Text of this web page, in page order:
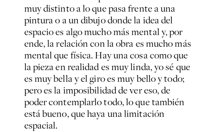
muy distinto a lo que pasa frente a una
pintura o a un dibujo donde la idea del
espacio es algo mucho más mental y, por
ende, la relación con la obra es mucho más
mental que física. Hay una cosa como que
la pieza en realidad es muy linda, yo sé que
es muy bella y el giro es muy bello y todo;
pero es la imposibilidad de ver eso, de
poder contemplarlo todo, lo que también
está bueno, que haya una limitación
espacial.